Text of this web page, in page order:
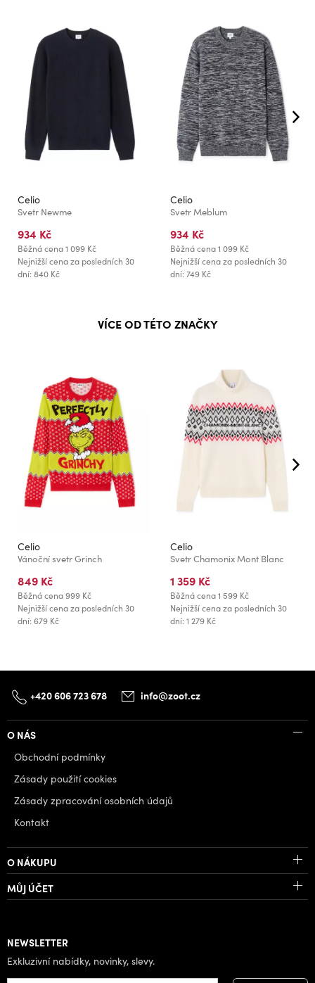
Celio
Svetr Newme
934 Kč
Běžná cena1 099 Kč
Nejnižší cena za posledních 30
dní: 840 Kč
Celio
Svetr Meblum
934 Kč
Běžná cena1 099 Kč
Nejnižší cena za posledních 30
dní: 749 Kč
VÍCE OD TÉTO ZNAČKY
Celio
Vánoční svetr Grinch
849 Kč
Běžná cena999 Kč
Nejnižší cena za posledních 30
dní: 679 Kč
Celio
Svetr Chamonix Mont Blanc
1 359 Kč
Běžná cena1 599 Kč
Nejnižší cena za posledních 30
dní: 1 279 Kč
+420 606 723 678 info@zoot.cz
O NÁS
Obchodní podmínky
Zásady použití cookies
Zásady zpracování osobních údajů
Kontakt
O NÁKUPU
MŮJ ÚČET
NEWSLETTER
Exkluzivní nabídky, novinky, slevy.